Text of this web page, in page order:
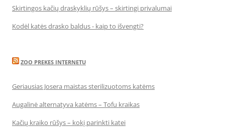
Skirtingos kačių draskyklių rūšys – skirtingi privalumai
Kodėl katės drasko baldus - kaip to išvengti?
ZOO PREKES INTERNETU
Geriausias Josera maistas sterilizuotoms katėms
Augalinė alternatyva katėms – Tofu kraikas
Kačių kraiko rūšys – kokį parinkti katei